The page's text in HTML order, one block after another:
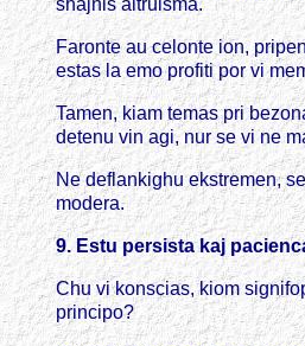
shajnis altruisma.
Faronte au celonte ion,
estas la emo profiti por vi
Tamen, kiam temas pri
detenu vin agi, nur se vi ne
Ne deflankighu ekstremen,
modera.
9. Estu persista kaj
Chu vi konscias, kiom
principo?